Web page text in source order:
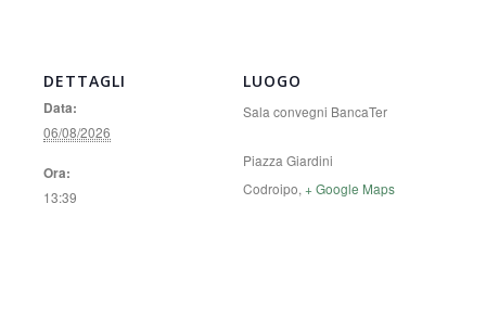
DETTAGLI
Data:
06/08/2026
Ora:
13:39
LUOGO
Sala convegni BancaTer
Piazza Giardini
Codroipo, + Google Maps